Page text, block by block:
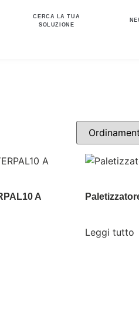
CERCA LA TUA
SOLUZIONE
A
Leggi tutto